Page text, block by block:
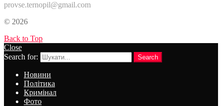
provse.ternopil@gmail.com
© 2026
Back to Top
Close
Search for:
Search
Новини
Політика
Кримінал
Фото